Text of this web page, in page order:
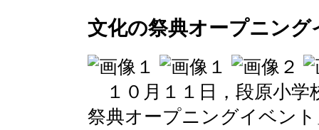
文化の祭典オープニング
１０月１１日，段原小学
祭典オープニングイベン